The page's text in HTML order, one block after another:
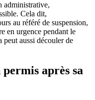
administrative,
Cela dit,
au référé de suspension,
en urgence pendant le
peut aussi découler de
après sa